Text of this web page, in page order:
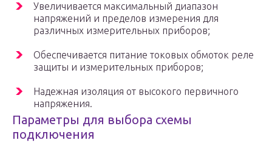
Увеличивается максимальный диапазон
напряжений и пределов измерения для
различных измерительных приборов;
Обеспечивается питание токовых обмоток реле
защиты и измерительных приборов;
Надежная изоляция от высокого первичного
напряжения.
Параметры для выбора схемы
подключения